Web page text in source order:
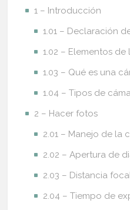
1 – Introducción
1.01 – Declaración
1.02 – Elementos
1.03 – Qué es una
1.04 – Tipos de
2 – Hacer fotos
2.01 – Manejo de la
2.02 – Apertura de
2.03 – Distancia
2.04 – Tiempo de